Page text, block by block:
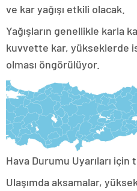
ve kar yağışı etkili olacak.
Yağışların genellikle karla
kuvvette kar, yükseklerde
olması öngörülüyor.
Hava Durumu Uyarıları için
Ulaşımda aksamalar,